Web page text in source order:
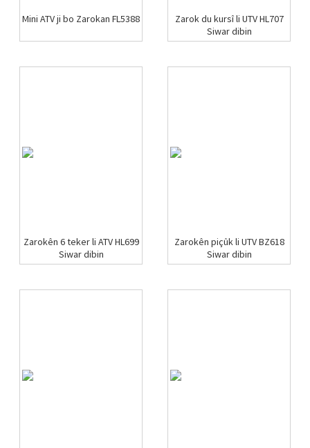
Mini ATV ji bo Zarokan FL5388
Zarok du kursî li UTV HL707
Siwar dibin
Zarokên 6 teker li ATV HL699
Siwar dibin
Zarokên piçûk li UTV BZ618
Siwar dibin